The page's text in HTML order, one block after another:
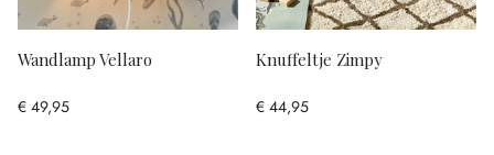
Wandlamp Vellaro
€ 49,95
Knuffeltje Zimpy
€ 44,95